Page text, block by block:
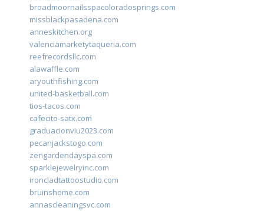
broadmoornailsspacoloradosprings.com
missblackpasadena.com
anneskitchen.org
valenciamarketytaqueria.com
reefrecordsllc.com
alawaffle.com
aryouthfishing.com
united-basketball.com
tios-tacos.com
cafecito-satx.com
graduacionviu2023.com
pecanjackstogo.com
zengardendayspa.com
sparklejewelryinc.com
ironcladtattoostudio.com
bruinshome.com
annascleaningsvc.com